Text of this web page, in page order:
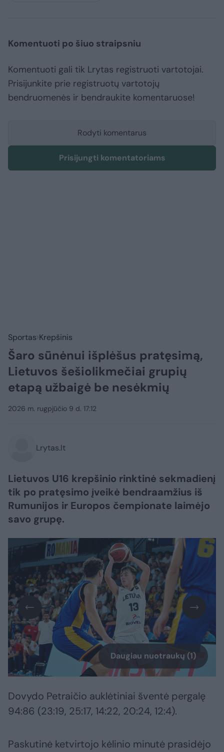
Komentuoti po šiuo straipsniu
Komentuoti gali tik Lrytas registruoti vartotojai.
Prisijunkite prie registruotų vartotojų
bendruomenės ir bendraukite komentaruose!
Rodyti komentarus
Prisijungti komentatoriams
Sportas Krepšinis
Šaro sūnėnui išplėšus pratęsimą,
Lietuvos šešiolikmečiai grupių
etapą užbaigė be nesėkmių
2026 m. rugpjūčio 9 d. 17:12
Lrytas.lt
Lietuvos U16 krepšinio rinktinė sekmadienį
tik po pratęsimo įveikė bendraamžius iš
Rumunijos ir Europos čempionate laimėjo
savo grupę.
Daugiau nuotraukų (1)
Dovydo Petraičio auklėtiniai šventė pergalę
94:86 (23:19, 25:17, 14:22, 20:24, 12:4).
Paskutinė ketvirtojo kėlinio minutė prasidėjo